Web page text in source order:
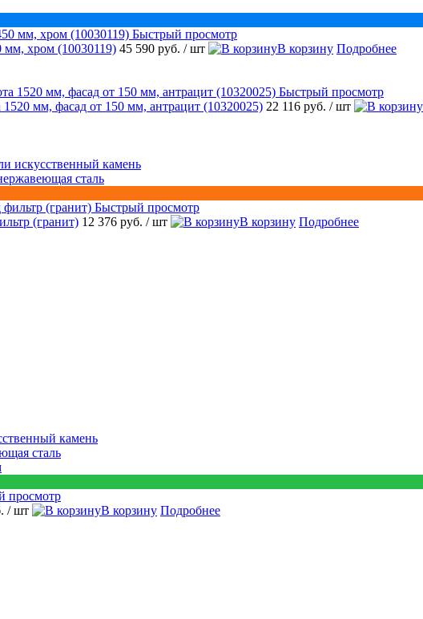
Быстрый просмотр
мм, хром (10030119) 45 590 руб. / шт В корзину Подробнее
Быстрый просмотр
мм, фасад от 150 мм, антрацит (10320025) 22 116 руб. / шт
искусственный камень
сталь
Быстрый просмотр
(гранит) 12 376 руб. / шт В корзину Подробнее
камень
сталь
просмотр
/ шт В корзину Подробнее